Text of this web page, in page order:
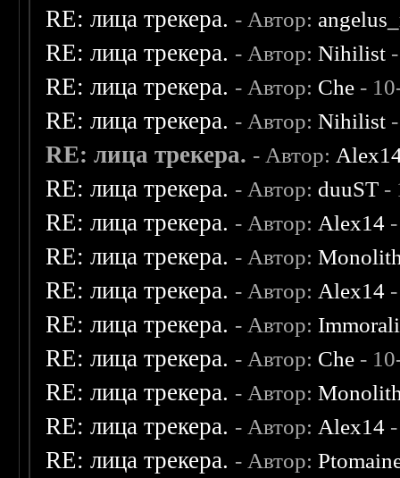
RE: лица трекера. - Автор:
RE: лица трекера. - Автор:Nihilist
RE: лица трекера. - Автор: Che -
RE: лица трекера. - Автор:Nihilist
RE: лица трекера. - Автор:
RE: лица трекера. - Автор: duuST -
RE: лица трекера. - Автор: Alex14
RE: лица трекера. - Автор:
RE: лица трекера. - Автор: Alex14
RE: лица трекера. - Автор:
RE: лица трекера. - Автор: Che -
RE: лица трекера. - Автор:
RE: лица трекера. - Автор: Alex14
RE: лица трекера. - Автор: